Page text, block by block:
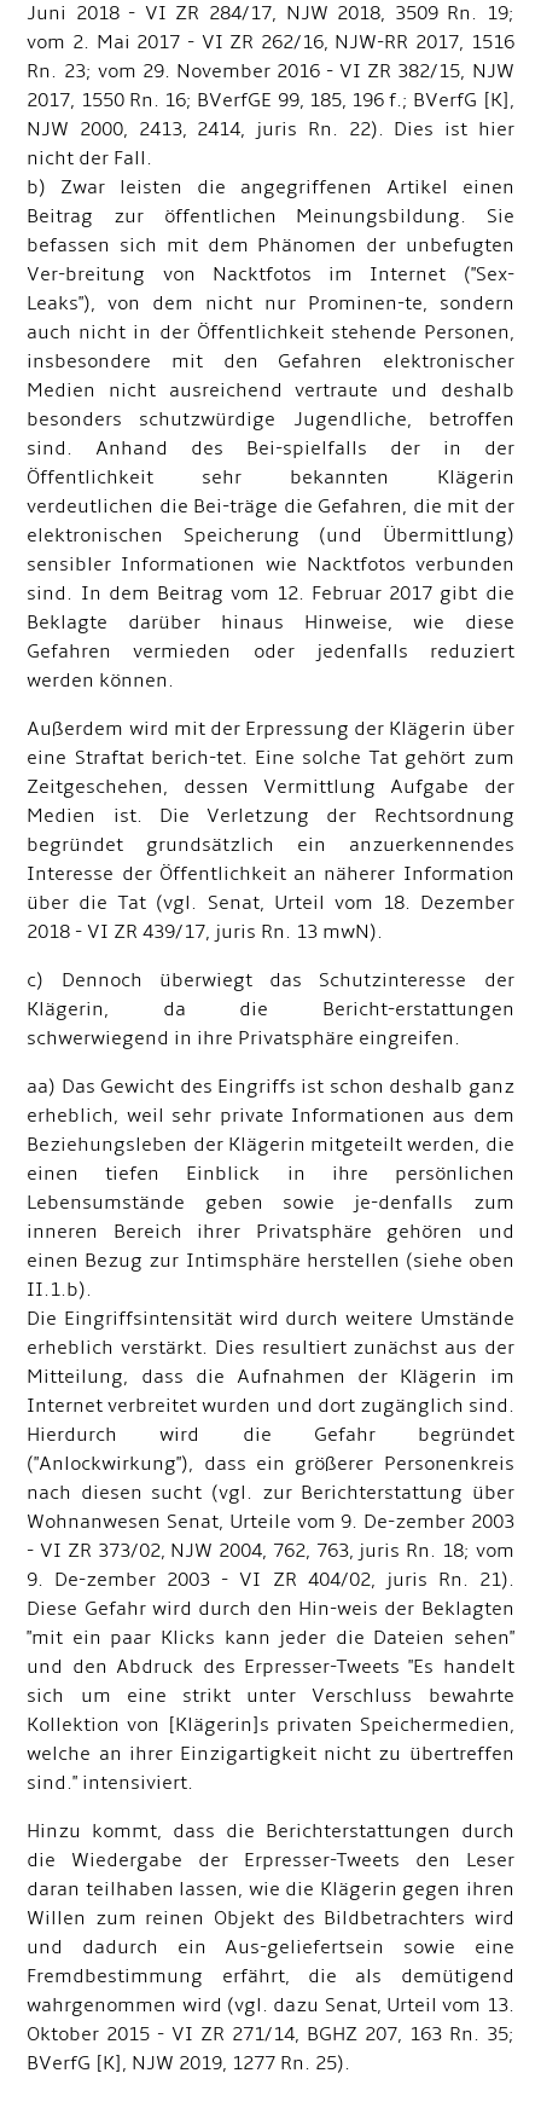
Juni 2018 - VI ZR 284/17, NJW 2018, 3509 Rn. 19;
vom 2. Mai 2017 - VI ZR 262/16, NJW-RR 2017, 1516
Rn. 23; vom 29. November 2016 - VI ZR 382/15, NJW
2017, 1550 Rn. 16; BVerfGE 99, 185, 196 f.; BVerfG [K],
NJW 2000, 2413, 2414, juris Rn. 22). Dies ist hier
nicht der Fall.
b) Zwar leisten die angegriffenen Artikel einen
Beitrag zur öffentlichen Meinungsbildung. Sie
befassen sich mit dem Phänomen der unbefugten
Ver-breitung von Nacktfotos im Internet ("Sex-
Leaks"), von dem nicht nur Prominen-te, sondern
auch nicht in der Öffentlichkeit stehende Personen,
insbesondere mit den Gefahren elektronischer
Medien nicht ausreichend vertraute und deshalb
besonders schutzwürdige Jugendliche, betroffen
sind. Anhand des Bei-spielfalls der in der
Öffentlichkeit sehr bekannten Klägerin
verdeutlichen die Bei-träge die Gefahren, die mit der
elektronischen Speicherung (und Übermittlung)
sensibler Informationen wie Nacktfotos verbunden
sind. In dem Beitrag vom 12. Februar 2017 gibt die
Beklagte darüber hinaus Hinweise, wie diese
Gefahren vermieden oder jedenfalls reduziert
werden können.
Außerdem wird mit der Erpressung der Klägerin über
eine Straftat berich-tet. Eine solche Tat gehört zum
Zeitgeschehen, dessen Vermittlung Aufgabe der
Medien ist. Die Verletzung der Rechtsordnung
begründet grundsätzlich ein anzuerkennendes
Interesse der Öffentlichkeit an näherer Information
über die Tat (vgl. Senat, Urteil vom 18. Dezember
2018 - VI ZR 439/17, juris Rn. 13 mwN).
c) Dennoch überwiegt das Schutzinteresse der
Klägerin, da die Bericht-erstattungen
schwerwiegend in ihre Privatsphäre eingreifen.
aa) Das Gewicht des Eingriffs ist schon deshalb ganz
erheblich, weil sehr private Informationen aus dem
Beziehungsleben der Klägerin mitgeteilt werden, die
einen tiefen Einblick in ihre persönlichen
Lebensumstände geben sowie je-denfalls zum
inneren Bereich ihrer Privatsphäre gehören und
einen Bezug zur Intimsphäre herstellen (siehe oben
II.1.b).
Die Eingriffsintensität wird durch weitere Umstände
erheblich verstärkt. Dies resultiert zunächst aus der
Mitteilung, dass die Aufnahmen der Klägerin im
Internet verbreitet wurden und dort zugänglich sind.
Hierdurch wird die Gefahr begründet
("Anlockwirkung"), dass ein größerer Personenkreis
nach diesen sucht (vgl. zur Berichterstattung über
Wohnanwesen Senat, Urteile vom 9. De-zember 2003
- VI ZR 373/02, NJW 2004, 762, 763, juris Rn. 18; vom
9. De-zember 2003 - VI ZR 404/02, juris Rn. 21).
Diese Gefahr wird durch den Hin-weis der Beklagten
"mit ein paar Klicks kann jeder die Dateien sehen"
und den Abdruck des Erpresser-Tweets "Es handelt
sich um eine strikt unter Verschluss bewahrte
Kollektion von [Klägerin]s privaten Speichermedien,
welche an ihrer Einzigartigkeit nicht zu übertreffen
sind." intensiviert.
Hinzu kommt, dass die Berichterstattungen durch
die Wiedergabe der Erpresser-Tweets den Leser
daran teilhaben lassen, wie die Klägerin gegen ihren
Willen zum reinen Objekt des Bildbetrachters wird
und dadurch ein Aus-geliefertsein sowie eine
Fremdbestimmung erfährt, die als demütigend
wahrgenommen wird (vgl. dazu Senat, Urteil vom 13.
Oktober 2015 - VI ZR 271/14, BGHZ 207, 163 Rn. 35;
BVerfG [K], NJW 2019, 1277 Rn. 25).